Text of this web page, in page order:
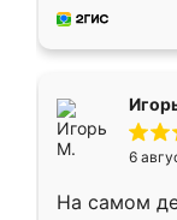
за день,
6
На самом